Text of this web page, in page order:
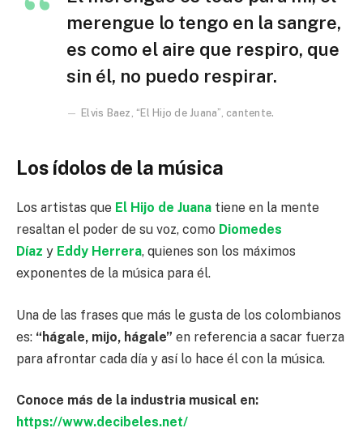
merengue lo tengo en la sangre,
es como el aire que respiro, que
sin él, no puedo respirar.
Elvis Baez, “El Hijo de Juana”, cantente.
Los ídolos de la música
Los artistas que El Hijo de Juana tiene en la mente
resaltan el poder de su voz, como Diomedes
Díaz y Eddy Herrera, quienes son los máximos
exponentes de la música para él.
Una de las frases que más le gusta de los colombianos
es: “hágale, mijo, hágale” en referencia a sacar fuerza
para afrontar cada día y así lo hace él con la música.
Conoce más de la industria musical en:
https://www.decibeles.net/